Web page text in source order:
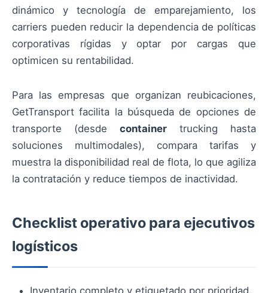
dinámico y tecnología de emparejamiento, los
carriers pueden reducir la dependencia de políticas
corporativas rígidas y optar por cargas que
optimicen su rentabilidad.
Para las empresas que organizan reubicaciones,
GetTransport facilita la búsqueda de opciones de
transporte (desde container trucking hasta
soluciones multimodales), compara tarifas y
muestra la disponibilidad real de flota, lo que agiliza
la contratación y reduce tiempos de inactividad.
Checklist operativo para ejecutivos
logísticos
Inventario completo y etiquetado por prioridad.